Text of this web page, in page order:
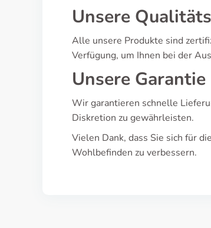
Unsere
Alle unsere Produkte sind
Verfügung, um Ihnen bei der
Unsere Garantie
Wir garantieren schnelle
Diskretion zu gewährleisten.
Vielen Dank, dass Sie sich für
Wohlbefinden zu verbessern.